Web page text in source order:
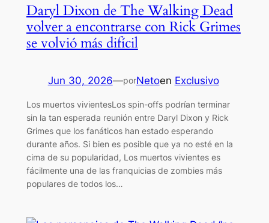
Daryl Dixon de The Walking Dead
volver a encontrarse con Rick Grimes
se volvió más difícil
Jun 30, 2026—porNetoen Exclusivo
Los muertos vivientesLos spin-offs podrían terminar
sin la tan esperada reunión entre Daryl Dixon y Rick
Grimes que los fanáticos han estado esperando
durante años. Si bien es posible que ya no esté en la
cima de su popularidad, Los muertos vivientes es
fácilmente una de las franquicias de zombies más
populares de todos los…